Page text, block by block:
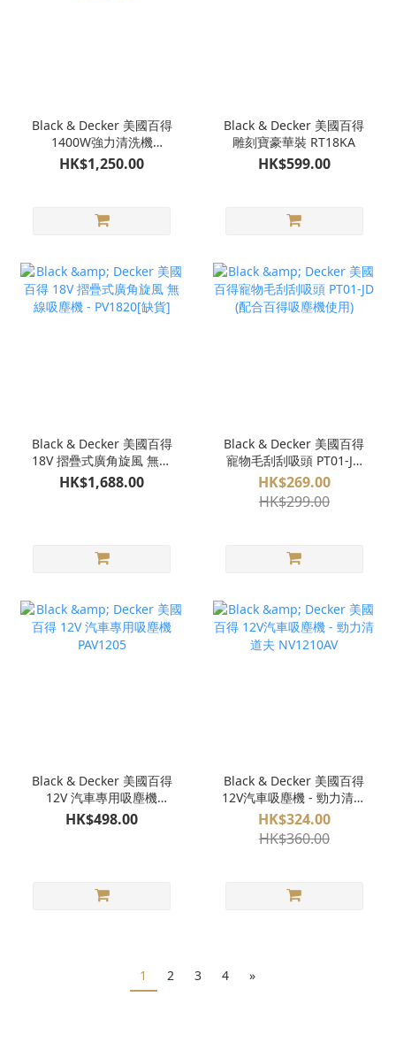
Black & Decker 美國百得
1400W強力清洗機
PW1400S
HK$1,250.00
Black & Decker 美國百得
雕刻寶豪華裝 RT18KA
HK$599.00
Black & Decker 美國百得
18V 摺疊式廣角旋風 無線
吸塵機 - PV1820[缺貨]
HK$1,688.00
Black & Decker 美國百得
寵物毛刮刮吸頭 PT01-JD
(配合百得吸塵機使用)
HK$269.00
HK$299.00
Black & Decker 美國百得
12V 汽車專用吸塵機
PAV1205
HK$498.00
Black & Decker 美國百得
12V汽車吸塵機 - 勁力清道
夫 NV1210AV
HK$324.00
HK$360.00
1 2 3 4 »